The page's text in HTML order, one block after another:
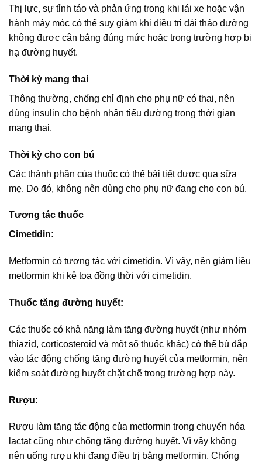
Thị lực, sự tỉnh táo và phản ứng trong khi lái xe hoặc vận
hành máy móc có thể suy giảm khi điều trị đái tháo đường
không được cân bằng đúng mức hoặc trong trường hợp bị
hạ đường huyết.
Thời kỳ mang thai
Thông thường, chống chỉ định cho phụ nữ có thai, nên
dùng insulin cho bệnh nhân tiểu đường trong thời gian
mang thai.
Thời kỳ cho con bú
Các thành phần của thuốc có thể bài tiết được qua sữa
mẹ. Do đó, không nên dùng cho phụ nữ đang cho con bú.
Tương tác thuốc
Cimetidin:
Metformin có tương tác với cimetidin. Vì vậy, nên giảm liều
metformin khi kê toa đồng thời với cimetidin.
Thuốc tăng đường huyết:
Các thuốc có khả năng làm tăng đường huyết (như nhóm
thiazid, corticosteroid và một số thuốc khác) có thể bù đắp
vào tác động chống tăng đường huyết của metformin, nên
kiểm soát đường huyết chặt chẽ trong trường hợp này.
Rượu:
Rượu làm tăng tác động của metformin trong chuyển hóa
lactat cũng như chống tăng đường huyết. Vì vậy không
nên uống rượu khi đang điều trị bằng metformin. Chống